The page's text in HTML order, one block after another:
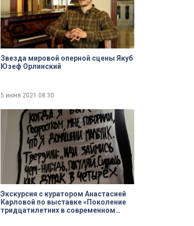
Звезда мировой оперной сцены Якуб
Юзеф Орлинский
5 июня 2021 08:30
Экскурсия с куратором Анастасией
Карловой по выставке «Поколение
тридцатилетних в современном